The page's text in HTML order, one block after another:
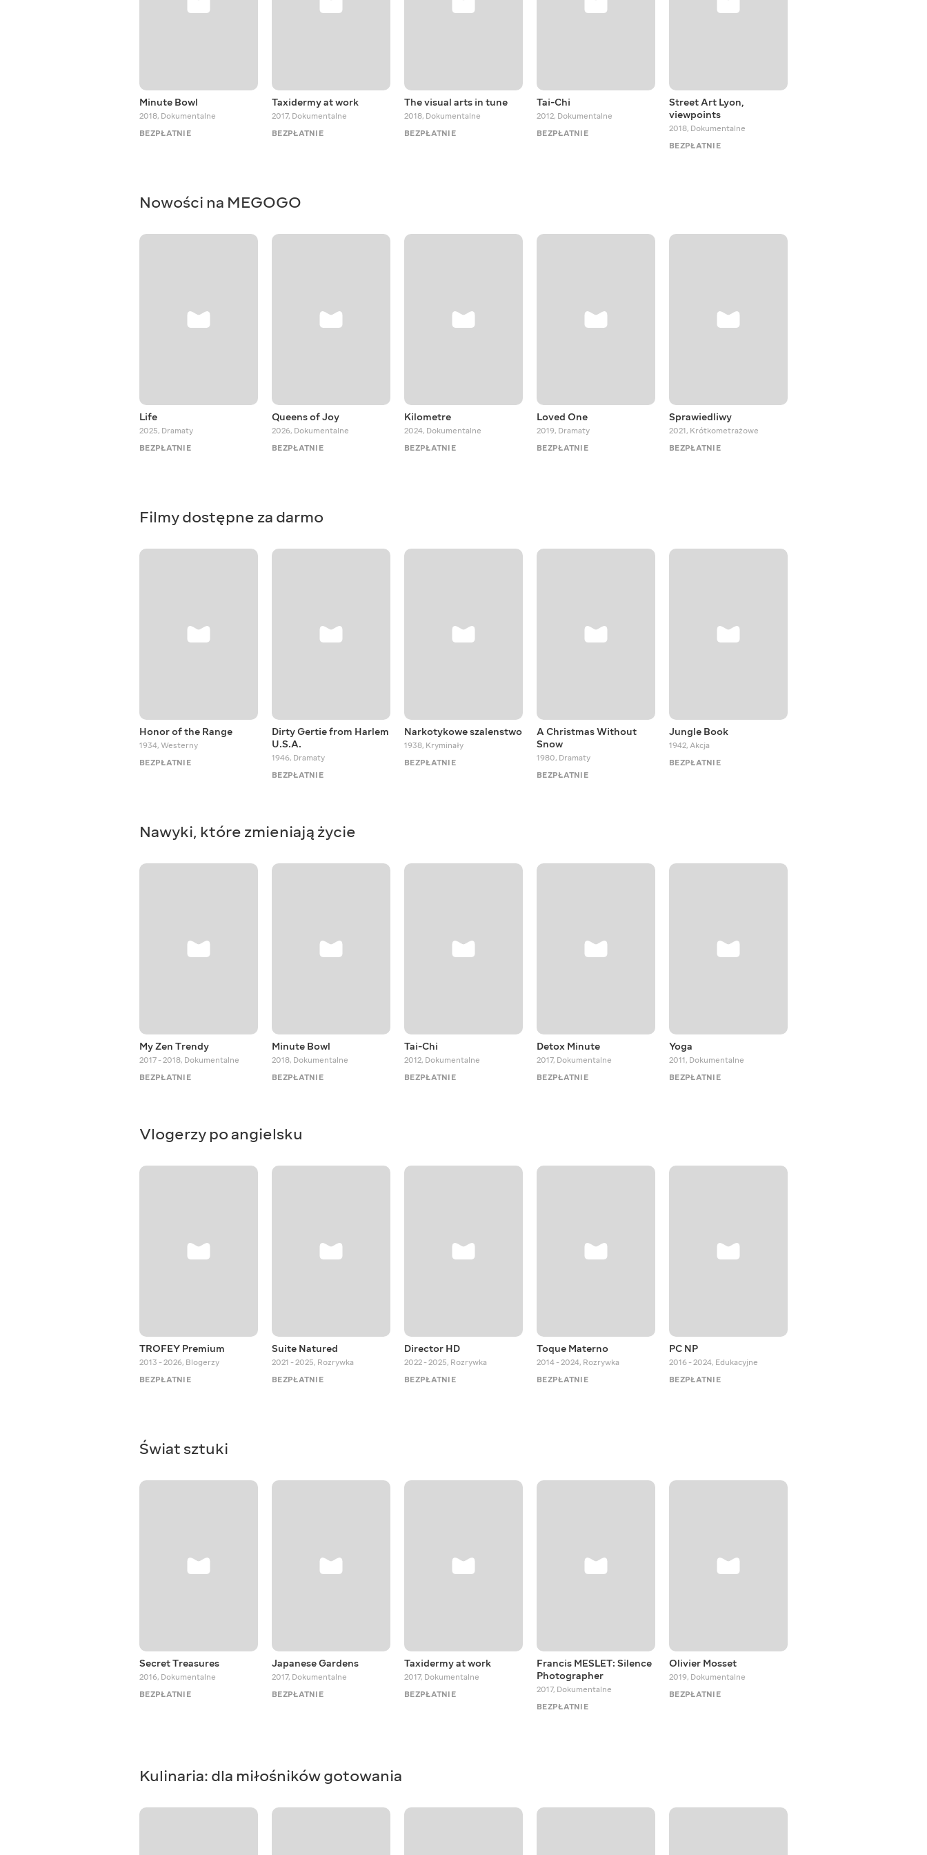
Minute Bowl
2018, Dokumentalne
BEZPŁATNIE
Taxidermy at work
2017, Dokumentalne
BEZPŁATNIE
The visual arts in tune
2018, Dokumentalne
BEZPŁATNIE
Tai-Chi
2012, Dokumentalne
BEZPŁATNIE
Street Art Lyon,
viewpoints
2018, Dokumentalne
BEZPŁATNIE
Nowości na MEGOGO
Life
2025, Dramaty
BEZPŁATNIE
Queens of Joy
2026, Dokumentalne
BEZPŁATNIE
Kilometre
2024, Dokumentalne
BEZPŁATNIE
Loved One
2019, Dramaty
BEZPŁATNIE
Sprawiedliwy
2021, Krótkometrażowe
BEZPŁATNIE
Filmy dostępne za darmo
Honor of the Range
1934, Westerny
BEZPŁATNIE
Dirty Gertie from Harlem
U.S.A.
1946, Dramaty
BEZPŁATNIE
Narkotykowe szalenstwo
1938, Kryminały
BEZPŁATNIE
A Christmas Without
Snow
1980, Dramaty
BEZPŁATNIE
Jungle Book
1942, Akcja
BEZPŁATNIE
Nawyki, które zmieniają życie
My Zen Trendy
2017 - 2018, Dokumentalne
BEZPŁATNIE
Minute Bowl
2018, Dokumentalne
BEZPŁATNIE
Tai-Chi
2012, Dokumentalne
BEZPŁATNIE
Detox Minute
2017, Dokumentalne
BEZPŁATNIE
Yoga
2011, Dokumentalne
BEZPŁATNIE
Vlogerzy po angielsku
TROFEY Premium
2013 - 2026, Blogerzy
BEZPŁATNIE
Suite Natured
2021 - 2025, Rozrywka
BEZPŁATNIE
Director HD
2022 - 2025, Rozrywka
BEZPŁATNIE
Toque Materno
2014 - 2024, Rozrywka
BEZPŁATNIE
PC NP
2016 - 2024, Edukacyjne
BEZPŁATNIE
Świat sztuki
Secret Treasures
2016, Dokumentalne
BEZPŁATNIE
Japanese Gardens
2017, Dokumentalne
BEZPŁATNIE
Taxidermy at work
2017, Dokumentalne
BEZPŁATNIE
Francis MESLET: Silence
Photographer
2017, Dokumentalne
BEZPŁATNIE
Olivier Mosset
2019, Dokumentalne
BEZPŁATNIE
Kulinaria: dla miłośników gotowania